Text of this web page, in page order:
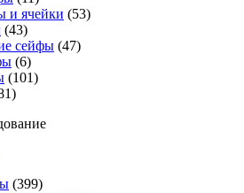
и ячейки (53)
(43)
сейфы (47)
(6)
(101)
(399)